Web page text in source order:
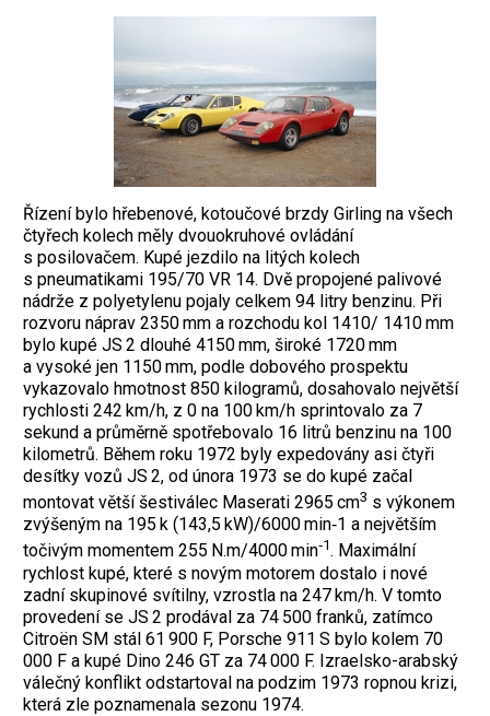
Řízení bylo hřebenové, kotoučové brzdy Girling na všech
čtyřech kolech měly dvouokruhové ovládání
s posilovačem. Kupé jezdilo na litých kolech
s pneumatikami 195/70 VR 14. Dvě propojené palivové
nádrže z polyety­lenu pojaly celkem 94 litry benzinu. Při
rozvoru náprav 2350 mm a rozchodu kol 1410/ 1410 mm
bylo kupé JS 2 dlouhé 4150 mm, široké 1720 mm
a vysoké jen 1150 mm, podle dobového prospektu
vykazovalo hmotnost 850 kilogramů, dosahovalo největší
rychlosti 242 km/h, z 0 na 100 km/h sprintovalo za 7
sekund a průměrně spotřebovalo 16 litrů benzinu na 100
kilometrů. Během roku 1972 byly expedovány asi čtyři
desítky vozů JS 2, od února 1973 se do kupé začal
montovat větší šestiválec Maserati 2965 cm3 s výkonem
zvýšeným na 195 k (143,5 kW)/6000 min‑1 a největším
točivým momentem 255 N.m/4000 min‑1. Maximální
rychlost kupé, které s novým motorem dostalo i nové
zadní skupinové svítilny, vzrostla na 247 km/h. V tomto
provedení se JS 2 prodával za 74 500 franků, zatímco
Citroën SM stál 61 900 F, Porsche 911 S bylo kolem 70
000 F a kupé Dino 246 GT za 74 000 F. Izraelsko-arabský
válečný konflikt odstartoval na podzim 1973 ropnou krizi,
která zle poznamenala sezonu 1974.